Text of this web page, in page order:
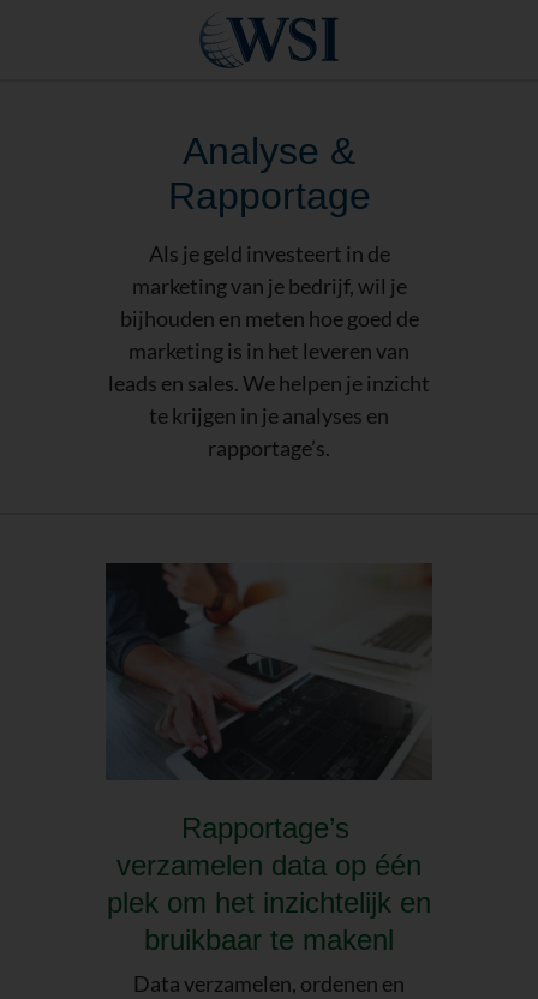
Analyse &
Rapportage
Als je geld investeert in de
marketing van je bedrijf, wil je
bijhouden en meten hoe goed de
marketing is in het leveren van
leads en sales. We helpen je inzicht
te krijgen in je analyses en
rapportage’s.
Rapportage’s
verzamelen data op één
plek om het inzichtelijk en
bruikbaar te makenl
Data verzamelen, ordenen en